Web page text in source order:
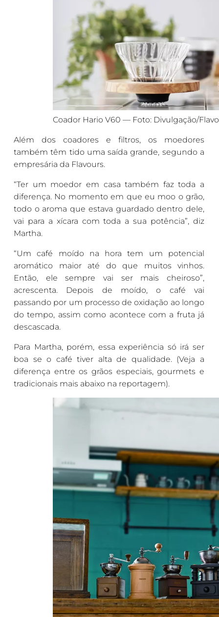
Coador Hario V60 — Foto: Divulgação/
Além dos coadores e filtros, os moedores
também têm tido uma saída grande, segundo a
empresária da Flavours.
“Ter um moedor em casa também faz toda a
diferença. No momento em que eu moo o grão,
todo o aroma que estava guardado dentro dele,
vai para a xícara com toda a sua potência”, diz
Martha.
“Um café moído na hora tem um potencial
aromático maior até do que muitos vinhos.
Então, ele sempre vai ser mais cheiroso”,
acrescenta. Depois de moído, o café vai
passando por um processo de oxidação ao longo
do tempo, assim como acontece com a fruta já
descascada.
Para Martha, porém, essa experiência só irá ser
boa se o café tiver alta de qualidade. (Veja a
diferença entre os grãos especiais, gourmets e
tradicionais mais abaixo na reportagem).